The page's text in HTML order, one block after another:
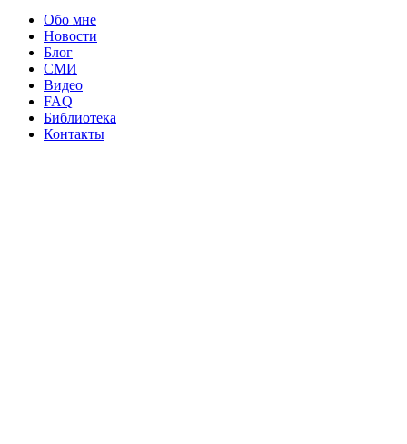
Обо мне
Новости
Блог
СМИ
Видео
FAQ
Библиотека
Контакты